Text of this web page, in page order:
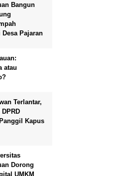
Bangun
Pajaran
atau
Terlantar,
Kapus
Dorong
UMKM